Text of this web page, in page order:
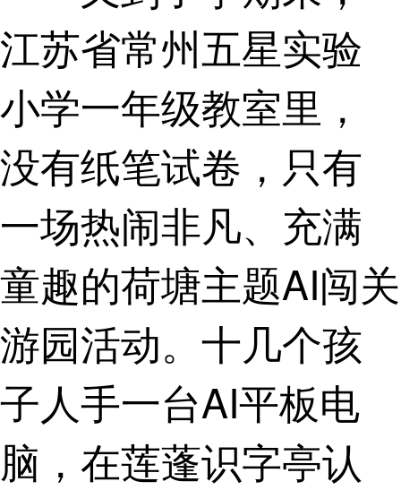
江苏省常州五星实验
小学一年级教室里，
没有纸笔试卷，只有
一场热闹非凡、充满
童趣的荷塘主题AI闯关
游园活动。十几个孩
子人手一台AI平板电
脑，在莲蓬识字亭认